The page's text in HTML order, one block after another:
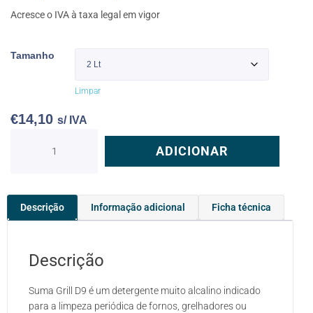
Acresce o IVA à taxa legal em vigor
Tamanho
Limpar
€14,10 s/ IVA
ADICIONAR
Descrição Informação adicional Ficha técnica
Descrição
Suma Grill D9 é um detergente muito alcalino indicado
para a limpeza periódica de fornos, grelhadores ou